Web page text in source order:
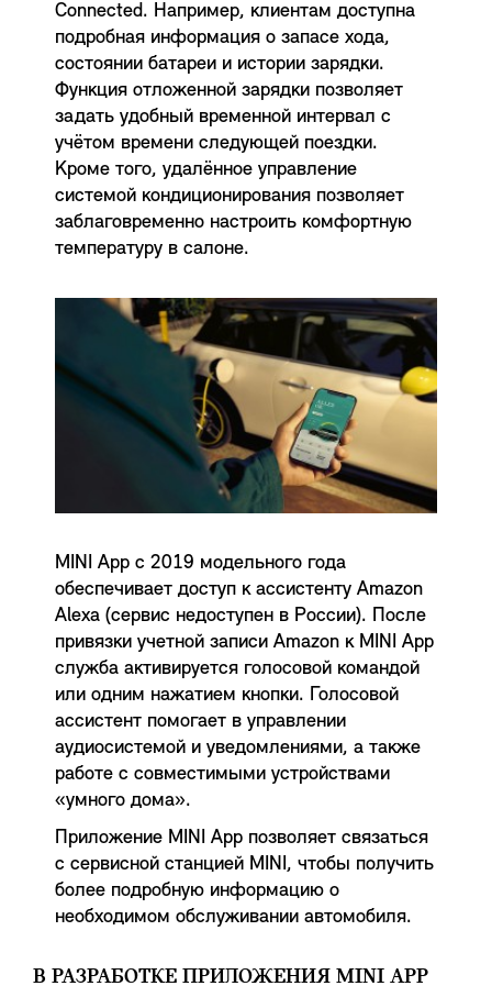
Connected. Например, клиентам доступна
подробная информация о запасе хода,
состоянии батареи и истории зарядки.
Функция отложенной зарядки позволяет
задать удобный временной интервал с
учётом времени следующей поездки.
Кроме того, удалённое управление
системой кондиционирования позволяет
заблаговременно настроить комфортную
температуру в салоне.
MINI App с 2019 модельного года
обеспечивает доступ к ассистенту Amazon
Alexa (сервис недоступен в России). После
привязки учетной записи Amazon к MINI App
служба активируется голосовой командой
или одним нажатием кнопки. Голосовой
ассистент помогает в управлении
аудиосистемой и уведомлениями, а также
работе с совместимыми устройствами
«умного дома».
Приложение MINI App позволяет связаться
с сервисной станцией MINI, чтобы получить
более подробную информацию о
необходимом обслуживании автомобиля.
В РАЗРАБОТКЕ ПРИЛОЖЕНИЯ MINI APP